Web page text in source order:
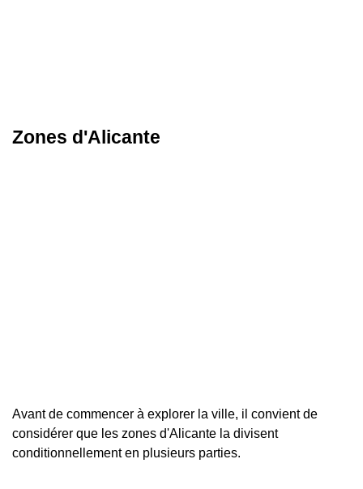
Zones d'Alicante
Avant de commencer à explorer la ville, il convient de
considérer que les zones d'Alicante la divisent
conditionnellement en plusieurs parties.